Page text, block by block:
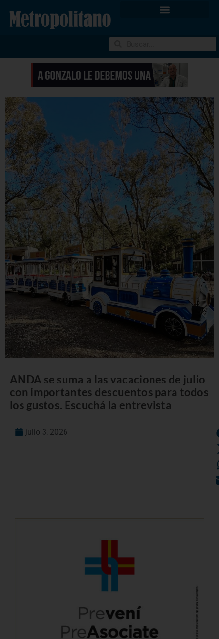
ANDA se suma a las vacaciones de julio
con importantes descuentos para todos
los gustos. Escuchá la entrevista
julio 3, 2026